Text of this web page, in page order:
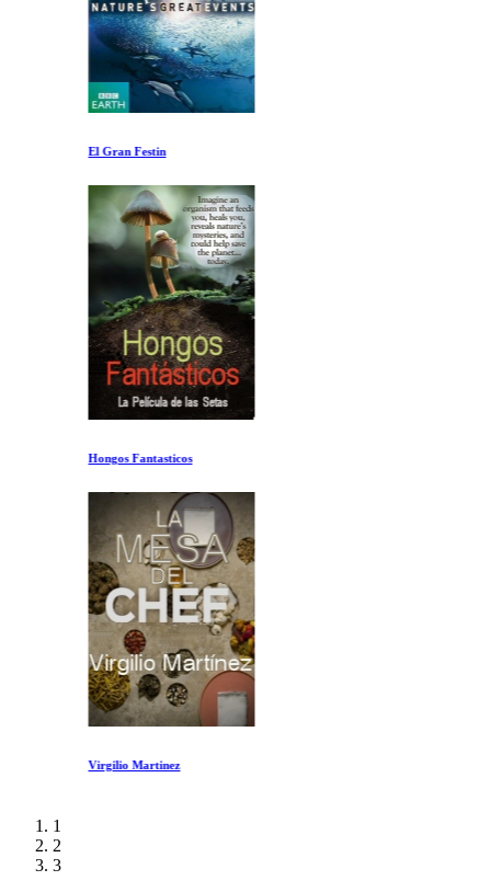
El Gran Festin
Hongos Fantasticos
Virgilio Martinez
1
2
3